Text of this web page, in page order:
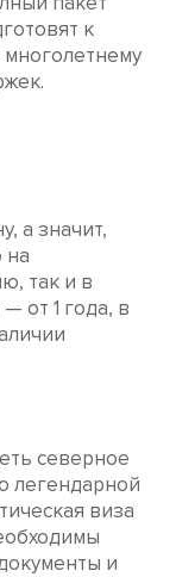
к
а значит,
на
так и в
от 1 года, в
северное
легендарной
виза
и